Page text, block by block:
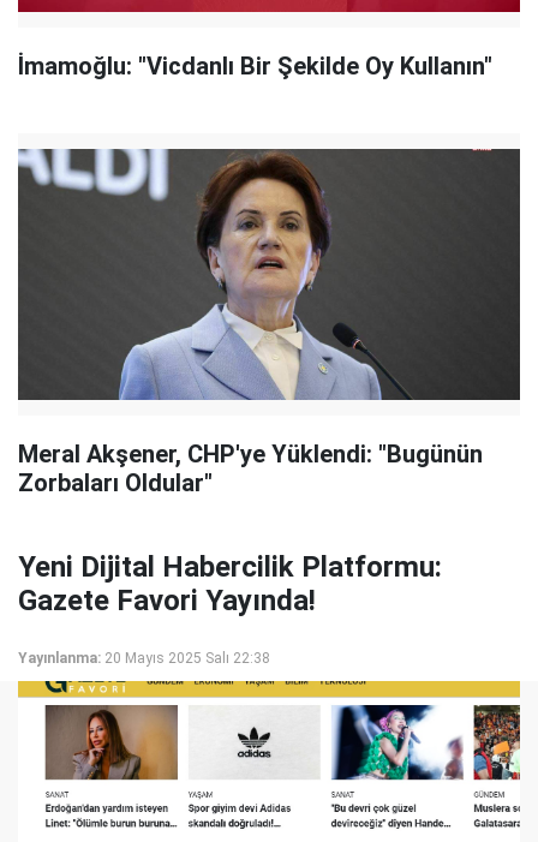
İmamoğlu: "Vicdanlı Bir Şekilde Oy Kullanın"
Meral Akşener, CHP'ye Yüklendi: "Bugünün
Zorbaları Oldular"
Yeni Dijital Habercilik Platformu:
Gazete Favori Yayında!
Yayınlanma: 20 Mayıs 2025 Salı 22:38